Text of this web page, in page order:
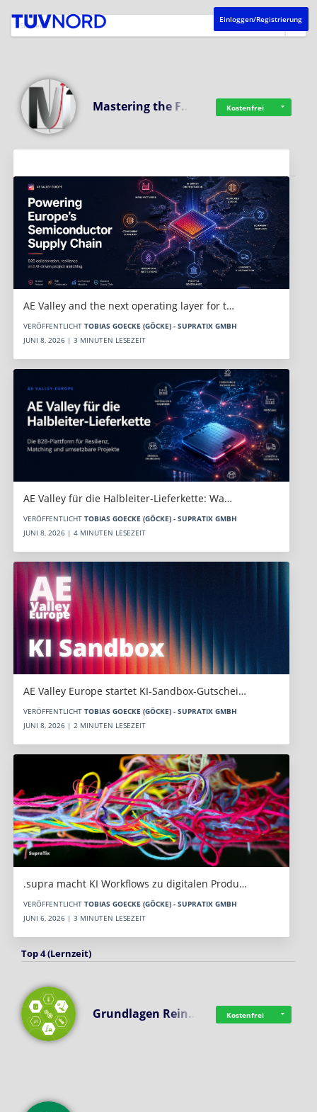
Einloggen/Registrierung
Mastering the F… Kostenfrei
AE Valley and the next operating layer for t…
VERÖFFENTLICHT TOBIAS GOECKE (GÖCKE) - SUPRATIX GMBH
JUNI 8, 2026 | 3 MINUTEN LESEZEIT
AE Valley für die Halbleiter-Lieferkette: Wa…
VERÖFFENTLICHT TOBIAS GOECKE (GÖCKE) - SUPRATIX GMBH
JUNI 8, 2026 | 4 MINUTEN LESEZEIT
AE Valley Europe startet KI-Sandbox-Gutschei…
VERÖFFENTLICHT TOBIAS GOECKE (GÖCKE) - SUPRATIX GMBH
JUNI 8, 2026 | 2 MINUTEN LESEZEIT
.supra macht KI Workflows zu digitalen Produ…
VERÖFFENTLICHT TOBIAS GOECKE (GÖCKE) - SUPRATIX GMBH
JUNI 6, 2026 | 3 MINUTEN LESEZEIT
Top 4 (Lernzeit)
Grundlagen Rein… Kostenfrei